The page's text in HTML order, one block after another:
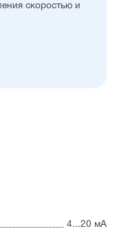
скоростью и
4...20 мА